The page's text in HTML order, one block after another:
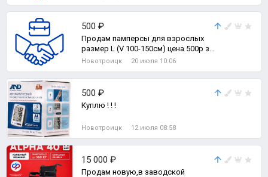
500 ₽
Продам памперсы для взрослых
размер L (V 100-150см) цена 500р за
30 шт.
Новотроицк 20 июля 10:06
500 ₽
Куплю ! ! !
Новотроицк 12 июля 08:58
15 000 ₽
Продам новую,в заводской